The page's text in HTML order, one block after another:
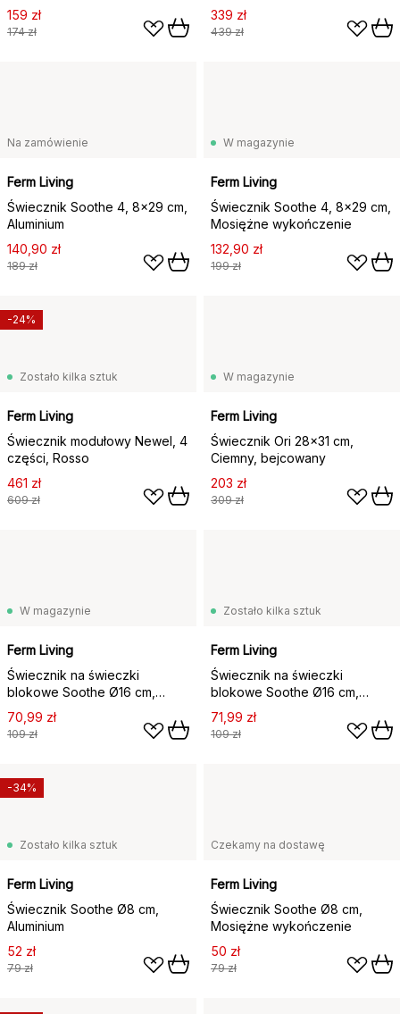
159 zł
174 zł
339 zł
439 zł
Na zamówienie
Ferm Living
Świecznik Soothe 4, 8x29 cm,
Aluminium
140,90 zł
189 zł
W magazynie
Ferm Living
Świecznik Soothe 4, 8x29 cm,
Mosiężne wykończenie
132,90 zł
199 zł
Zostało kilka sztuk
Ferm Living
Świecznik modułowy Newel, 4
części, Rosso
461 zł
609 zł
-24%
W magazynie
Ferm Living
Świecznik Ori 28x31 cm,
Ciemny, bejcowany
203 zł
309 zł
W magazynie
Ferm Living
Świecznik na świeczki
blokowe Soothe Ø16 cm,
Aluminium
70,99 zł
109 zł
Zostało kilka sztuk
Ferm Living
Świecznik na świeczki
blokowe Soothe Ø16 cm,
Mosiężne wykończenie
71,99 zł
109 zł
Zostało kilka sztuk
Ferm Living
Świecznik Soothe Ø8 cm,
Aluminium
52 zł
79 zł
-34%
Czekamy na dostawę
Ferm Living
Świecznik Soothe Ø8 cm,
Mosiężne wykończenie
50 zł
79 zł